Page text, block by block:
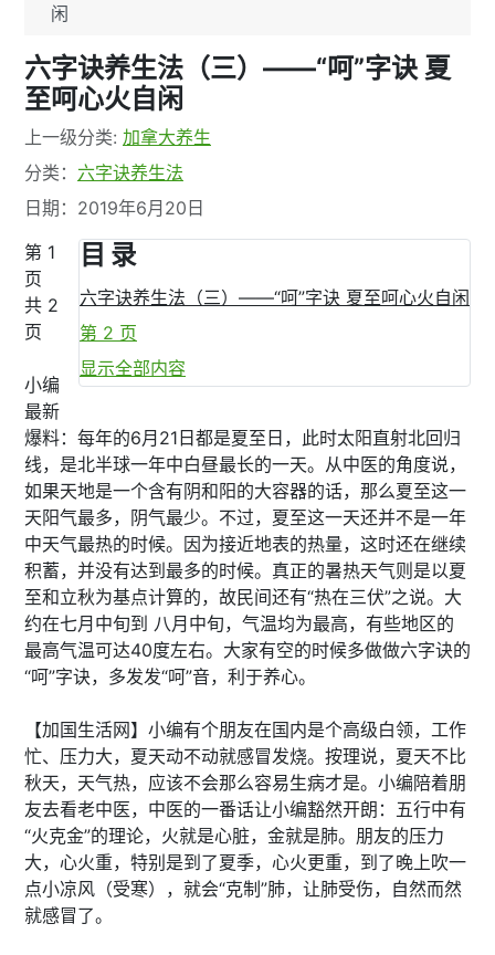
闲
六字诀养生法（三）——“呵”字诀 夏
至呵心火自闲
文章信息
上一级分类: 加拿大养生
分类： 六字诀养生法
日期：2019年6月20日
目 录
六字诀养生法（三）——“呵”字诀 夏至呵心火自闲
第 2 页
显示全部内容
第 1
页
共 2
页
小编
最新
爆料：每年的6月21日都是夏至日，此时太阳直射北回归
线，是北半球一年中白昼最长的一天。从中医的角度说，
如果天地是一个含有阴和阳的大容器的话，那么夏至这一
天阳气最多，阴气最少。不过，夏至这一天还并不是一年
中天气最热的时候。因为接近地表的热量，这时还在继续
积蓄，并没有达到最多的时候。真正的暑热天气则是以夏
至和立秋为基点计算的，故民间还有“热在三伏”之说。大
约在七月中旬到 八月中旬，气温均为最高，有些地区的
最高气温可达40度左右。大家有空的时候多做做六字诀的
“呵”字诀，多发发“呵”音，利于养心。
【加国生活网】小编有个朋友在国内是个高级白领，工作
忙、压力大，夏天动不动就感冒发烧。按理说，夏天不比
秋天，天气热，应该不会那么容易生病才是。小编陪着朋
友去看老中医，中医的一番话让小编豁然开朗：五行中有
“火克金”的理论，火就是心脏，金就是肺。朋友的压力
大，心火重，特别是到了夏季，心火更重，到了晚上吹一
点小凉风（受寒），就会“克制”肺，让肺受伤，自然而然
就感冒了。